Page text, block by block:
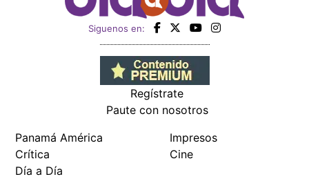
Siguenos en:
Regístrate
Paute con nosotros
Panamá América
Crítica
Día a Día
Impresos
Cine